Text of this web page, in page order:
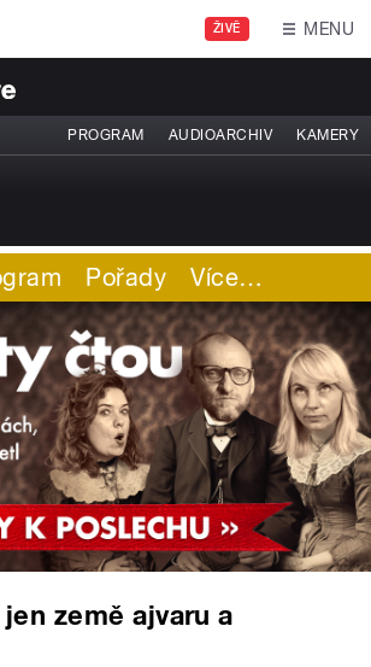
ŽIVĚ MENU
PROGRAM AUDIOARCHIV KAMERY
Pořady Více…
země ajvaru a